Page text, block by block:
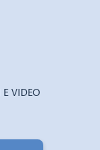
VIDEO